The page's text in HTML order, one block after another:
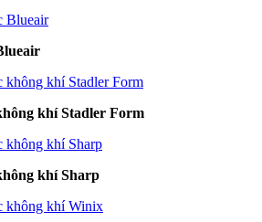
khí Stadler Form
khí Sharp